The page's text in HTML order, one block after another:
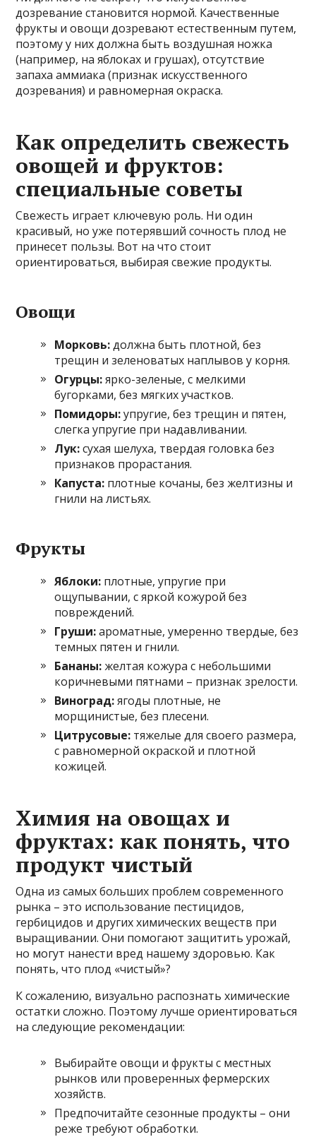
дозревание становится нормой. Качественные
фрукты и овощи дозревают естественным путем,
поэтому у них должна быть воздушная ножка
(например, на яблоках и грушах), отсутствие
запаха аммиака (признак искусственного
дозревания) и равномерная окраска.
Как определить свежесть
овощей и фруктов:
специальные советы
Свежесть играет ключевую роль. Ни один
красивый, но уже потерявший сочность плод не
принесет пользы. Вот на что стоит
ориентироваться, выбирая свежие продукты.
Овощи
Морковь:должна быть плотной, без
трещин и зеленоватых наплывов у корня.
Огурцы:ярко-зеленые, с мелкими
бугорками, без мягких участков.
Помидоры:упругие, без трещин и пятен,
слегка упругие при надавливании.
Лук:сухая шелуха, твердая головка без
признаков прорастания.
Капуста: плотные кочаны, без желтизны и
гнили на листьях.
Фрукты
Яблоки: плотные, упругие при
ощупывании, с яркой кожурой без
повреждений.
Груши:ароматные, умеренно твердые, без
темных пятен и гнили.
Бананы:желтая кожура с небольшими
коричневыми пятнами – признак зрелости.
Виноград:ягоды плотные, не
морщинистые, без плесени.
Цитрусовые: тяжелые для своего размера,
с равномерной окраской и плотной
кожицей.
Химия на овощах и
фруктах: как понять, что
продукт чистый
Одна из самых больших проблем современного
рынка – это использование пестицидов,
гербицидов и других химических веществ при
выращивании. Они помогают защитить урожай,
но могут нанести вред нашему здоровью. Как
понять, что плод «чистый»?
К сожалению, визуально распознать химические
остатки сложно. Поэтому лучше ориентироваться
на следующие рекомендации:
Выбирайте овощи и фрукты с местных
рынков или проверенных фермерских
хозяйств.
Предпочитайте сезонные продукты – они
реже требуют обработки.